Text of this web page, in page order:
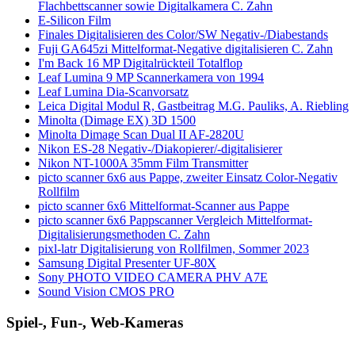
Flachbettscanner sowie Digitalkamera C. Zahn
E-Silicon Film
Finales Digitalisieren des Color/SW Negativ-/Diabestands
Fuji GA645zi Mittelformat-Negative digitalisieren C. Zahn
I'm Back 16 MP Digitalrückteil Totalflop
Leaf Lumina 9 MP Scannerkamera von 1994
Leaf Lumina Dia-Scanvorsatz
Leica Digital Modul R, Gastbeitrag M.G. Pauliks, A. Riebling
Minolta (Dimage EX) 3D 1500
Minolta Dimage Scan Dual II AF-2820U
Nikon ES-28 Negativ-/Diakopierer/-digitalisierer
Nikon NT-1000A 35mm Film Transmitter
picto scanner 6x6 aus Pappe, zweiter Einsatz Color-Negativ
Rollfilm
picto scanner 6x6 Mittelformat-Scanner aus Pappe
picto scanner 6x6 Pappscanner Vergleich Mittelformat-
Digitalisierungsmethoden C. Zahn
pixl-latr Digitalisierung von Rollfilmen, Sommer 2023
Samsung Digital Presenter UF-80X
Sony PHOTO VIDEO CAMERA PHV A7E
Sound Vision CMOS PRO
Spiel-, Fun-, Web-Kameras